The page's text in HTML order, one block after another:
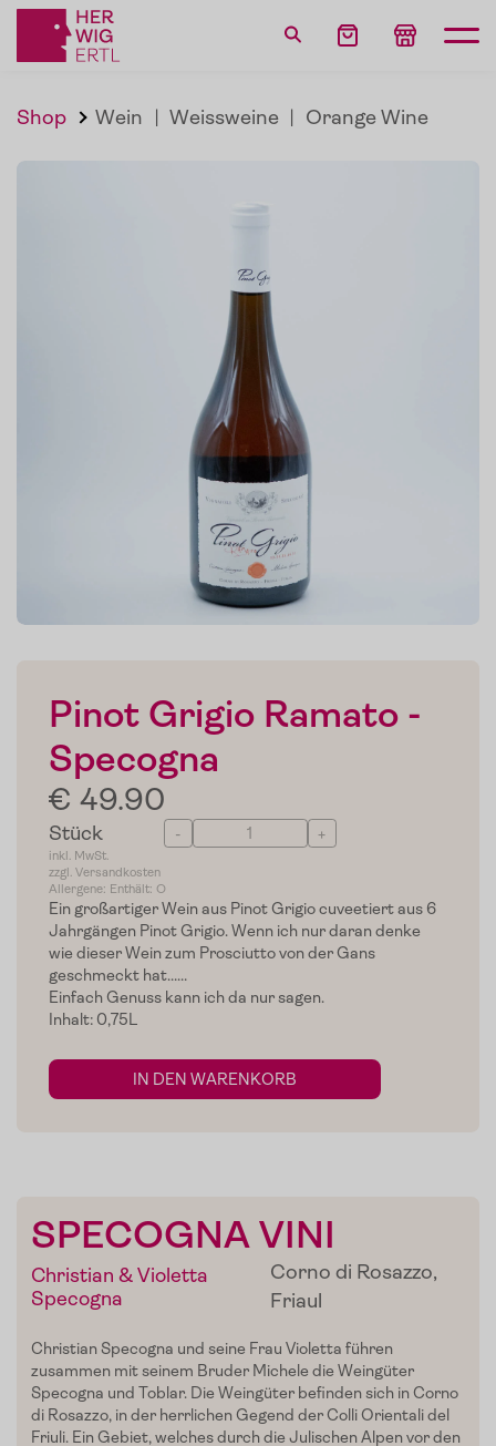
Home
Shop Wein | Weissweine | Orange Wine
Pinot Grigio Ramato -
Specogna
€ 49.90
Stück - +
inkl. MwSt.
zzgl. Versandkosten
Allergene: Enthält: O
Ein großartiger Wein aus Pinot Grigio cuveetiert aus 6
Jahrgängen Pinot Grigio. Wenn ich nur daran denke
wie dieser Wein zum Prosciutto von der Gans
geschmeckt hat……
Einfach Genuss kann ich da nur sagen.
Inhalt: 0,75L
IN DEN WARENKORB
SPECOGNA VINI
Christian & Violetta
Specogna
Corno di Rosazzo,
Friaul
ChristianSpecogna und seine Frau Violetta führen
zusammen mit seinem Bruder Micheledie Weingüter
Specogna und Toblar. Die Weingüter befinden sich inCorno
di Rosazzo, in der herrlichen Gegend derColli Orientali del
Friuli. Ein Gebiet, welches durch dieJulischenAlpen vor den